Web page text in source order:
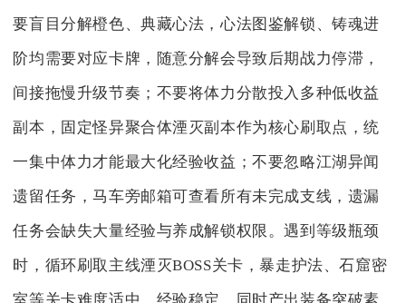
要盲目分解橙色、典藏心法，心法图鉴解锁、铸魂进
阶均需要对应卡牌，随意分解会导致后期战力停滞，
间接拖慢升级节奏；不要将体力分散投入多种低收益
副本，固定怪异聚合体湮灭副本作为核心刷取点，统
一集中体力才能最大化经验收益；不要忽略江湖异闻
遗留任务，马车旁邮箱可查看所有未完成支线，遗漏
任务会缺失大量经验与养成解锁权限。遇到等级瓶颈
时，循环刷取主线湮灭BOSS关卡，暴走护法、石窟密